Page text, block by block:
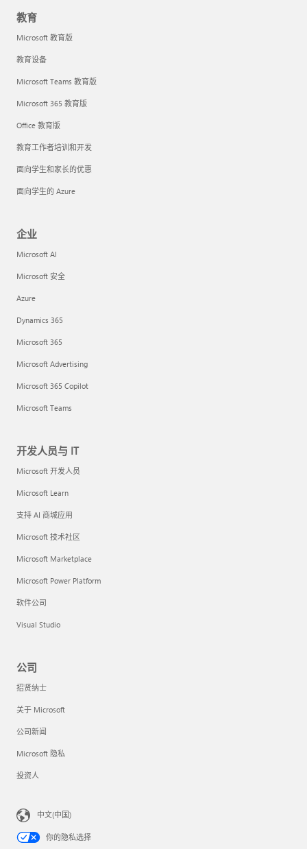
教育
Microsoft 教育版
教育设备
Microsoft Teams 教育版
Microsoft 365 教育版
Office 教育版
教育工作者培训和开发
面向学生和家长的优惠
面向学生的 Azure
企业
Microsoft AI
Microsoft 安全
Azure
Dynamics 365
Microsoft 365
Microsoft Advertising
Microsoft 365 Copilot
Microsoft Teams
开发人员与 IT
Microsoft 开发人员
Microsoft Learn
支持 AI 商城应用
Microsoft 技术社区
Microsoft Marketplace
Microsoft Power Platform
软件公司
Visual Studio
公司
招贤纳士
关于 Microsoft
公司新闻
Microsoft 隐私
投资人
中文(中国)
你的隐私选择